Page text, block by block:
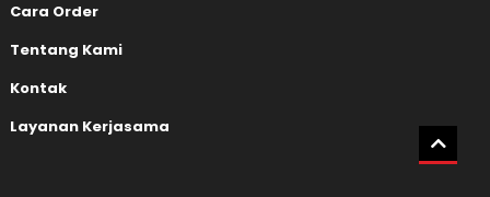
Cara Order
Tentang Kami
Kontak
Layanan Kerjasama